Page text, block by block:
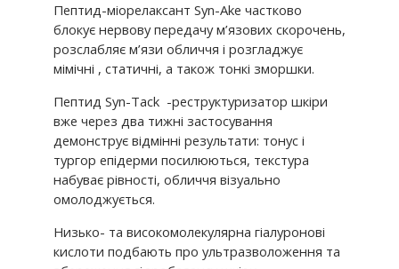
Пептид-міорелаксант Syn-Ake частково
блокує нервову передачу м’язових скорочень,
розслабляє м’язи обличчя і розгладжує
мімічні , статичні, а також тонкі зморшки.
Пептид Syn-Tack -реструктуризатор шкіри
вже через два тижні застосування
демонструє відмінні результати: тонус і
тургор епідерми посилюються, текстура
набуває рівності, обличчя візуально
омолоджується.
Низько- та високомолекулярна гіалуронові
кислоти подбають про ультразволоження та